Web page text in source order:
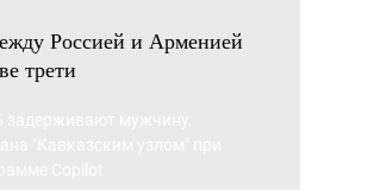
Россией и Арменией
трети